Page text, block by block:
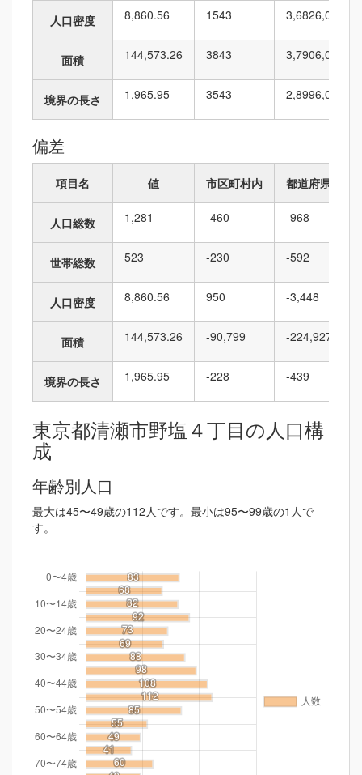
人口密度 8,860.56 1543 3,6826,010
面積 144,573.26 3843 3,7906,010
境界の長さ 1,965.95 3543 2,8996,010
偏差
項目名 値 市区町村内 都道府県内
人口総数 1,281 -460 -968
世帯総数 523 -230 -592
人口密度 8,860.56 950 -3,448
面積 144,573.26 -90,799 -224,927
境界の長さ 1,965.95 -228 -439
東京都清瀬市野塩４丁目の人口構
成
年齢別人口
最大は45〜49歳の112人です。最小は95〜99歳の1人で
す。